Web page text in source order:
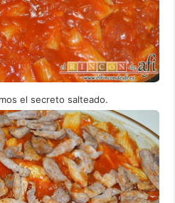
el secreto salteado.